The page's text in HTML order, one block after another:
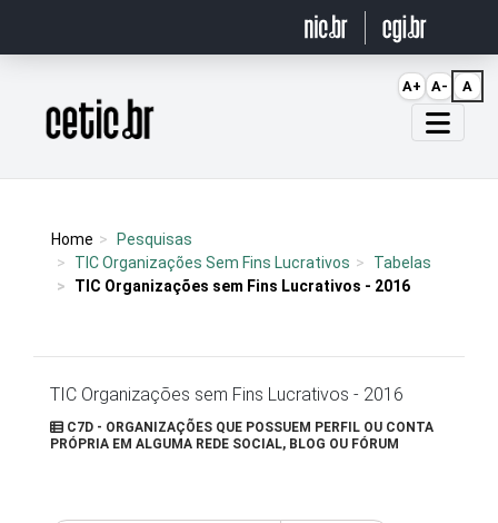
Página inicial
Home
Pesquisas
TIC Organizações Sem Fins Lucrativos
Tabelas
TIC Organizações sem Fins Lucrativos - 2016
TIC Organizações sem Fins Lucrativos - 2016
C7D - ORGANIZAÇÕES QUE POSSUEM PERFIL OU CONTA
PRÓPRIA EM ALGUMA REDE SOCIAL, BLOG OU FÓRUM
A+ A- A